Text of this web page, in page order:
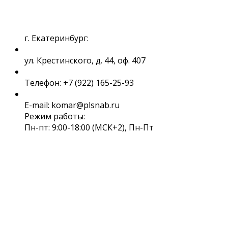
г. Екатеринбург:
ул. Крестинского, д. 44, оф. 407
Телефон: +7 (922) 165-25-93
E-mail: komar@plsnab.ru
Режим работы:
Пн-пт: 9:00-18:00 (МСК+2), Пн-Пт